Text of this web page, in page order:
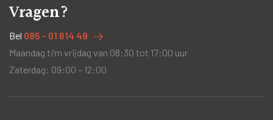
Vragen?
Bel 085 - 01 614 49
Maandag t/m vrijdag van 08:30 tot 17:00 uur
Zaterdag: 09:00 – 12:00